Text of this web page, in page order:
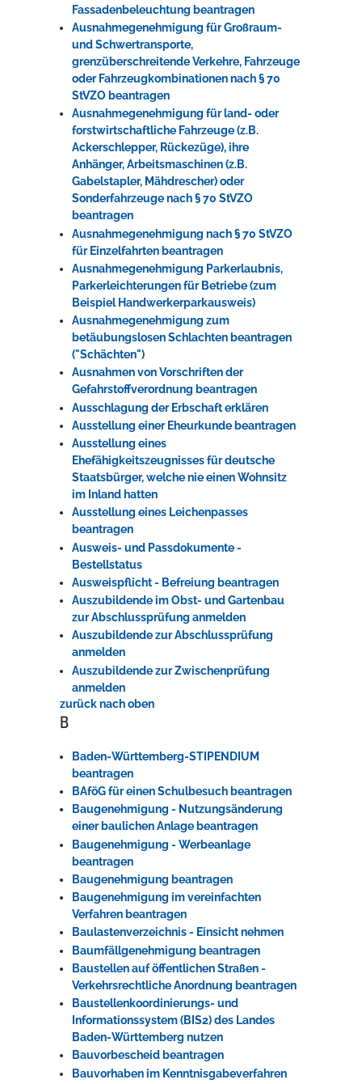
Fassadenbeleuchtung beantragen
Ausnahmegenehmigung für Großraum-
und Schwertransporte,
grenzüberschreitende Verkehre, Fahrzeuge
oder Fahrzeugkombinationen nach § 70
StVZO beantragen
Ausnahmegenehmigung für land- oder
forstwirtschaftliche Fahrzeuge (z.B.
Ackerschlepper, Rückezüge), ihre
Anhänger, Arbeitsmaschinen (z.B.
Gabelstapler, Mähdrescher) oder
Sonderfahrzeuge nach § 70 StVZO
beantragen
Ausnahmegenehmigung nach § 70 StVZO
für Einzelfahrten beantragen
Ausnahmegenehmigung Parkerlaubnis,
Parkerleichterungen für Betriebe (zum
Beispiel Handwerkerparkausweis)
Ausnahmegenehmigung zum
betäubungslosen Schlachten beantragen
("Schächten")
Ausnahmen von Vorschriften der
Gefahrstoffverordnung beantragen
Ausschlagung der Erbschaft erklären
Ausstellung einer Eheurkunde beantragen
Ausstellung eines
Ehefähigkeitszeugnisses für deutsche
Staatsbürger, welche nie einen Wohnsitz
im Inland hatten
Ausstellung eines Leichenpasses
beantragen
Ausweis- und Passdokumente -
Bestellstatus
Ausweispflicht - Befreiung beantragen
Auszubildende im Obst- und Gartenbau
zur Abschlussprüfung anmelden
Auszubildende zur Abschlussprüfung
anmelden
Auszubildende zur Zwischenprüfung
anmelden
zurück nach oben
B
Baden-Württemberg-STIPENDIUM
beantragen
BAföG für einen Schulbesuch beantragen
Baugenehmigung - Nutzungsänderung
einer baulichen Anlage beantragen
Baugenehmigung - Werbeanlage
beantragen
Baugenehmigung beantragen
Baugenehmigung im vereinfachten
Verfahren beantragen
Baulastenverzeichnis - Einsicht nehmen
Baumfällgenehmigung beantragen
Baustellen auf öffentlichen Straßen -
Verkehrsrechtliche Anordnung beantragen
Baustellenkoordinierungs- und
Informationssystem (BIS2) des Landes
Baden-Württemberg nutzen
Bauvorbescheid beantragen
Bauvorhaben im Kenntnisgabeverfahren